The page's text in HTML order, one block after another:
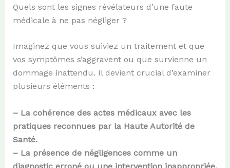
Quels sont les signes révélateurs d’une faute
médicale à ne pas négliger ?
Imaginez que vous suiviez un traitement et que
vos symptômes s’aggravent ou que survienne un
dommage inattendu. Il devient crucial d’examiner
plusieurs éléments :
– La cohérence des actes médicaux avec les
pratiques reconnues par la Haute Autorité de
Santé.
– La présence de négligences comme un
diagnostic erroné ou une intervention inappropriée.